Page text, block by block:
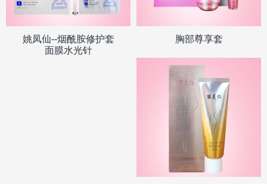
姚凤仙--烟酰胺修护套
面膜水光针
胸部尊享套